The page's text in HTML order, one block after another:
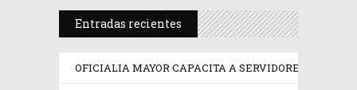
Entradas recientes
OFICIALIA MAYOR CAPACITA A SERVIDORES